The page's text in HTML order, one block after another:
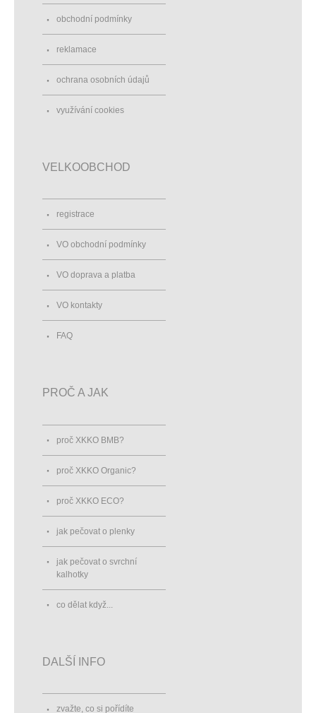
obchodní podmínky
reklamace
ochrana osobních údajů
využívání cookies
VELKOOBCHOD
registrace
VO obchodní podmínky
VO doprava a platba
VO kontakty
FAQ
PROČ A JAK
proč XKKO BMB?
proč XKKO Organic?
proč XKKO ECO?
jak pečovat o plenky
jak pečovat o svrchní
kalhotky
co dělat když...
DALŠÍ INFO
zvažte, co si pořídíte